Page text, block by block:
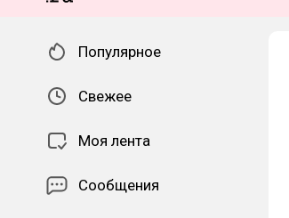
Популярное
Свежее
Моя лента
Сообщения